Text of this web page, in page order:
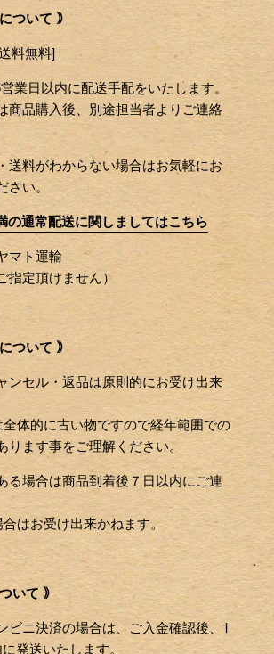
ついて ｠
料無料]
業日以内に配送手配をいたします。
商品購入後、別途担当者よりご連絡
送料がわからない場合はお気軽にお
い。
の通常配送に関しましてはこちら
マト運輸
指定頂けません）
ついて ｠
ンセル・返品は原則的にお受け出来
体的に古い物ですので経年範囲での
ります事をご理解ください。
る場合は商品到着後７日以内にご連
はお受け出来かねます。
いて ｠
ビニ決済の場合は、ご入金確認後、1
発送いたします。